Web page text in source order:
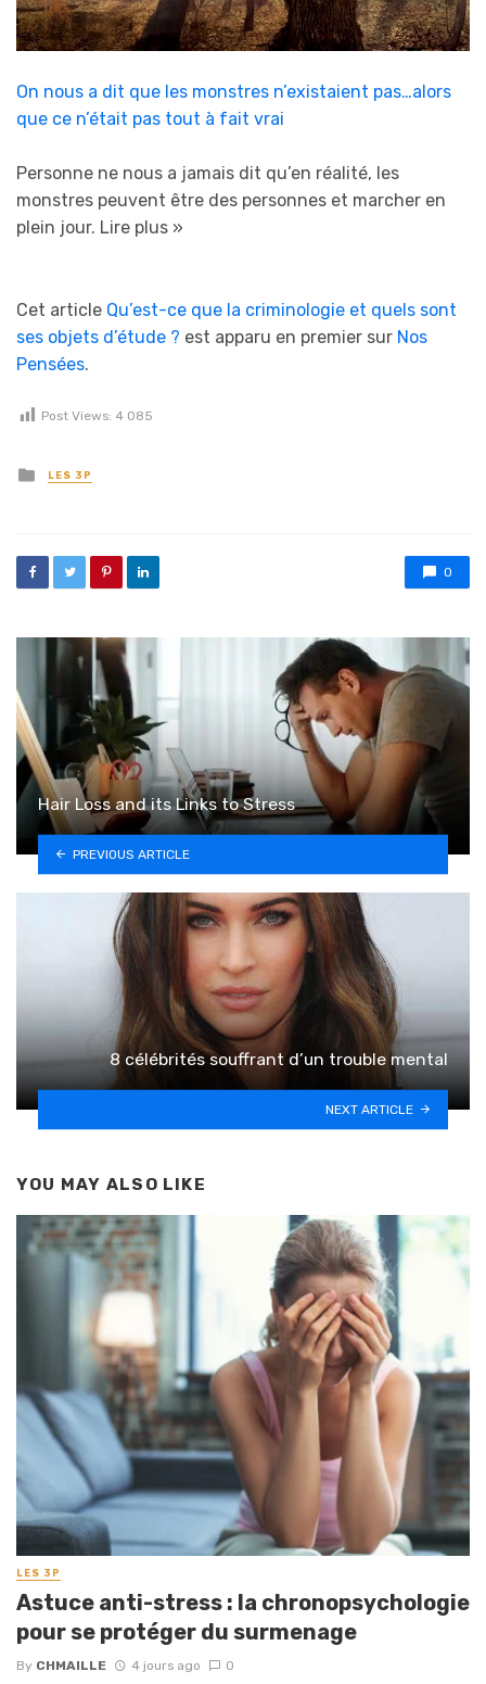
On nous a dit que les monstres n’existaient pas…alors
que ce n’était pas tout à fait vrai
Personne ne nous a jamais dit qu’en réalité, les
monstres peuvent être des personnes et marcher en
plein jour. Lire plus »
Cet article Qu’est-ce que la criminologie et quels sont
ses objets d’étude ? est apparu en premier sur Nos
Pensées.
Post Views: 4 085
Posted in
LES 3P
0
Hair Loss and its Links to Stress
PREVIOUS ARTICLE
8 célébrités souffrant d’un trouble mental
NEXT ARTICLE
YOU MAY ALSO LIKE
LES 3P
Astuce anti-stress : la chronopsychologie
pour se protéger du surmenage
By CHMAILLE 4 jours ago 0